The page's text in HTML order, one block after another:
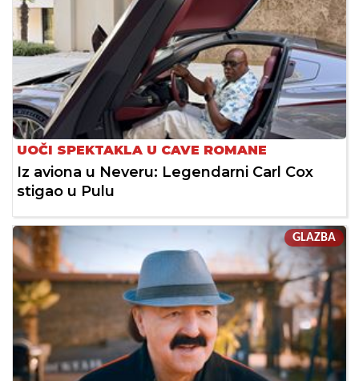
UOČI SPEKTAKLA U CAVE ROMANE
Iz aviona u Neveru: Legendarni Carl Cox
stigao u Pulu
GLAZBA